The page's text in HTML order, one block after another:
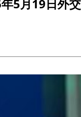
5月19日外